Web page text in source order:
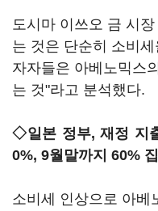
도시마 이쓰오 금 시
는 것은 단순히 소비
자자들은 아베노믹스
는 것"라고 분석했다.
◇일본 정부, 재정 지
0%, 9월말까지 60%
소비세 인상으로 아베